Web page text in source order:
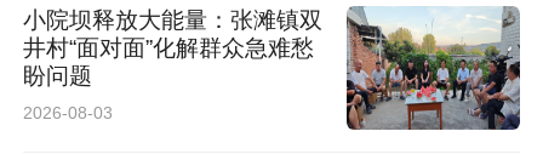
小院坝释放大能量：张滩镇双
井村“面对面”化解群众急难愁
盼问题
2026-08-03